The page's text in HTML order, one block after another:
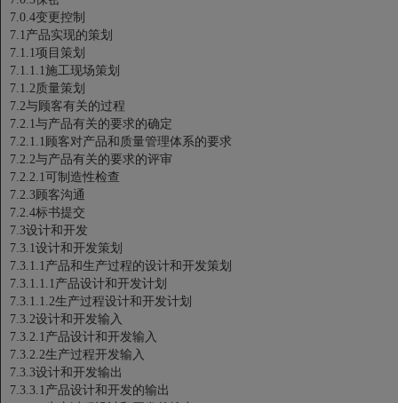
7.0.4变更控制
7.1产品实现的策划
7.1.1项目策划
7.1.1.1施工现场策划
7.1.2质量策划
7.2与顾客有关的过程
7.2.1与产品有关的要求的确定
7.2.1.1顾客对产品和质量管理体系的要求
7.2.2与产品有关的要求的评审
7.2.2.1可制造性检查
7.2.3顾客沟通
7.2.4标书提交
7.3设计和开发
7.3.1设计和开发策划
7.3.1.1产品和生产过程的设计和开发策划
7.3.1.1.1产品设计和开发计划
7.3.1.1.2生产过程设计和开发计划
7.3.2设计和开发输入
7.3.2.1产品设计和开发输入
7.3.2.2生产过程开发输入
7.3.3设计和开发输出
7.3.3.1产品设计和开发的输出